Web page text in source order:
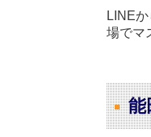
LINE
場でマ
能